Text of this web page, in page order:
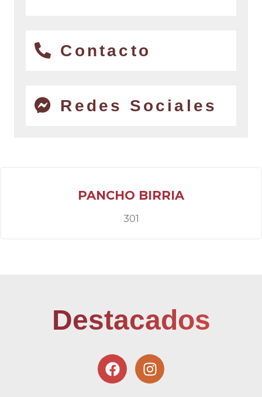
Contacto
Redes Sociales
PANCHO BIRRIA
301
Destacados